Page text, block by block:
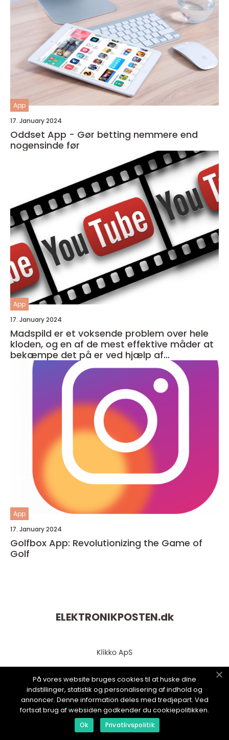
App
17. January 2024
Oddset App - Gør betting nemmere end
nogensinde før
App
17. January 2024
Madspild er et voksende problem over hele
kloden, og en af de mest effektive måder at
bekæmpe det på er ved hjælp af
madspildsapps
App
17. January 2024
Golfbox App: Revolutionizing the Game of
Golf
ELEKTRONIKPOSTEN.dk
web:www.klikko.dk
På vores website bruges cookies til at huske dine
indstillinger, statistik og personalisering af indhold og
annoncer. Denne information deles med tredjepart. Ved
fortsat brug af websiden godkender du cookiepolitikken.
Ok Privatlivspolitik